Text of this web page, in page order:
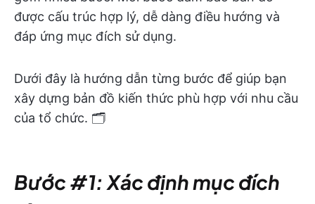
được cấu trúc hợp lý, dễ dàng điều hướng và
đáp ứng mục đích sử dụng.
Dưới đây là hướng dẫn từng bước để giúp bạn
xây dựng bản đồ kiến thức phù hợp với nhu cầu
của tổ chức. 🗂️
Bước #1: Xác định mục đích